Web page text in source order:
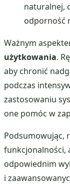
naturalnej,
odporność
Ważnym
użytkowania.
aby chronić
podczas
zastosowaniu
one pomóc w
Podsumowując,
funkcjonalności,
odpowiednim
i